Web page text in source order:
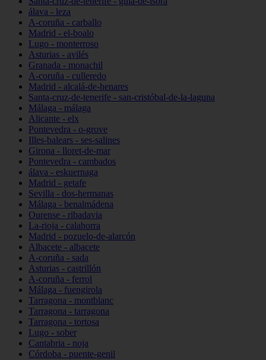
álava - leza
A-coruña - carballo
Madrid - el-boalo
Lugo - monterroso
Asturias - avilés
Granada - monachil
A-coruña - culleredo
Madrid - alcalá-de-henares
Santa-cruz-de-tenerife - san-cristóbal-de-la-laguna
Málaga - málaga
Alicante - elx
Pontevedra - o-grove
Illes-balears - ses-salines
Girona - lloret-de-mar
Pontevedra - cambados
álava - eskuernaga
Madrid - getafe
Sevilla - dos-hermanas
Málaga - benalmádena
Ourense - ribadavia
La-rioja - calahorra
Madrid - pozuelo-de-alarcón
Albacete - albacete
A-coruña - sada
Asturias - castrillón
A-coruña - ferrol
Málaga - fuengirola
Tarragona - montblanc
Tarragona - tarragona
Tarragona - tortosa
Lugo - sober
Cantabria - noja
Córdoba - puente-genil